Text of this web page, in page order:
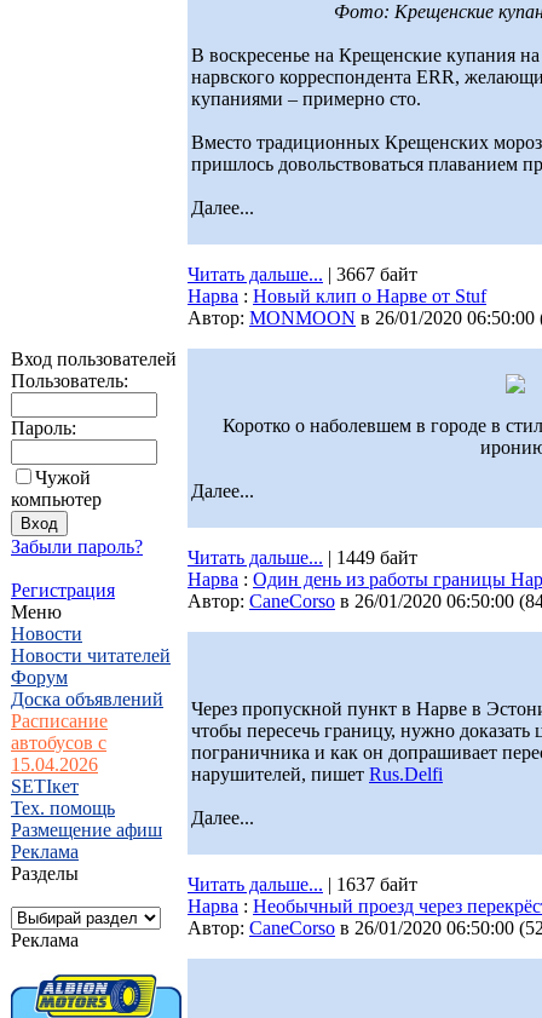
Вход пользователей
Пользователь:
Пароль:
Чужой
компьютер
Забыли пароль?
Регистрация
Меню
Новости
Новости читателей
Форум
Доска объявлений
Расписание
автобусов с
15.04.2026
SETIкет
Тех. помощь
Размещение афиш
Реклама
Разделы
Реклама
Фото: Крещенские
В воскресенье на Крещенские купания
нарвского корреспондента ERR,
купаниями – примерно сто.
Вместо традиционных Крещенских
пришлось довольствоваться плаванием
Далее...
Читать дальше... | 3667 байт
Нарва : Новый клип о Нарве от Stuf
Автор: MONMOON в 26/01/2020 06:50:00
Коротко о наболевшем в городе в
Далее...
Читать дальше... | 1449 байт
Нарва : Один день из работы границы
Автор: CaneCorso в 26/01/2020 06:50:00 (
Через пропускной пункт в Нарве в
чтобы пересечь границу, нужно доказать
пограничника и как он допрашивает
нарушителей, пишет Rus.Delfi
Далее...
Читать дальше... | 1637 байт
Нарва : Необычный проезд через
Автор: CaneCorso в 26/01/2020 06:50:00 (